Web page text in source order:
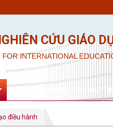
CỨU GIÁO
FOR INTERNATIONAL
NGHIÊN CỨU KHOA HỌC & ĐÀO
điều hành